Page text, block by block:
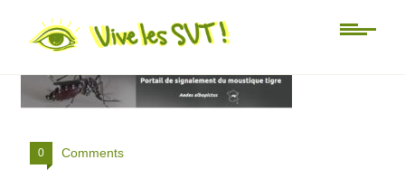
moustique tigre
0 Comments